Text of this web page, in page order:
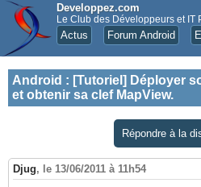
Developpez.com
Le Club des Développeurs et IT
Actus Forum Android
Android : [Tutoriel] Déployer
et obtenir sa clef MapView.
Répondre à la
Djug, le 13/06/2011 à 11h54